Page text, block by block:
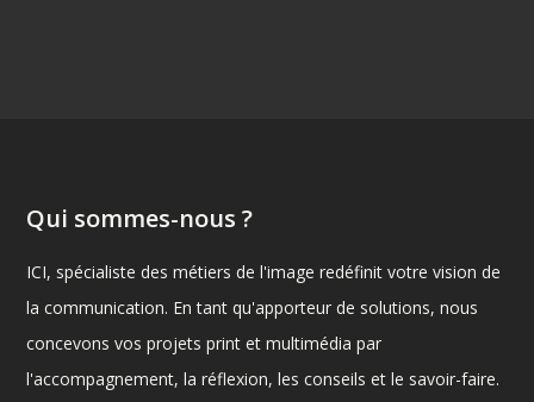
Qui sommes-nous ?
ICI, spécialiste des métiers de l'image redéfinit votre vision de
la communication. En tant qu'apporteur de solutions, nous
concevons vos projets print et multimédia par
l'accompagnement, la réflexion, les conseils et le savoir-faire.